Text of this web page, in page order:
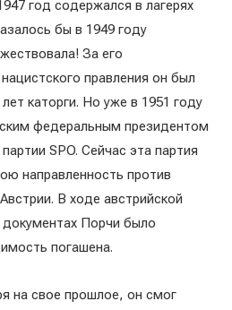
год содержался в лагерях
бы в 1949 году
За его
правления он был
каторги. Но уже в 1951 году
федеральным президентом
SPO. Сейчас эта партия
направленность против
В ходе австрийской
Порчи было
погашена.
на свое прошлое, он смог